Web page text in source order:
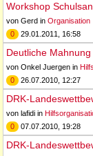
Workshop
von Gerd in Organisation
0
29.01.2011, 16:58
Deutliche
von Onkel Juergen in
0
26.07.2010, 12:27
DRK-
von lafidi in
0
07.07.2010, 19:28
DRK-